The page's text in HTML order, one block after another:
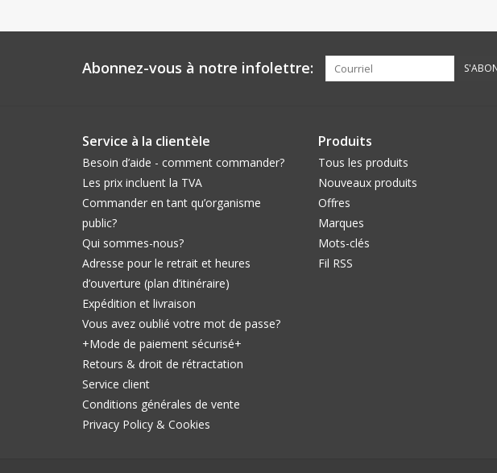
Abonnez-vous à notre infolettre:
Service à la clientèle
Besoin d’aide - comment commander?
Les prix incluent la TVA
Commander en tant qu’organisme
public?
Qui sommes-nous?
Adresse pour le retrait et heures
d’ouverture (plan d’itinéraire)
Expédition et livraison
Vous avez oublié votre mot de passe?
+Mode de paiement sécurisé+
Retours & droit de rétractation
Service client
Conditions générales de vente
Privacy Policy & Cookies
Produits
Tous les produits
Nouveaux produits
Offres
Marques
Mots-clés
Fil RSS